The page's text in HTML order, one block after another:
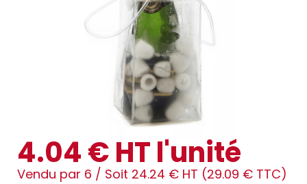
4.04 € HT l'unité
Vendu par 6 / Soit 24.24 € HT (29.09 € TTC)